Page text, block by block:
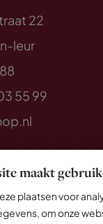
maakt
plaatsen voor
om onze
22
leur
55 99